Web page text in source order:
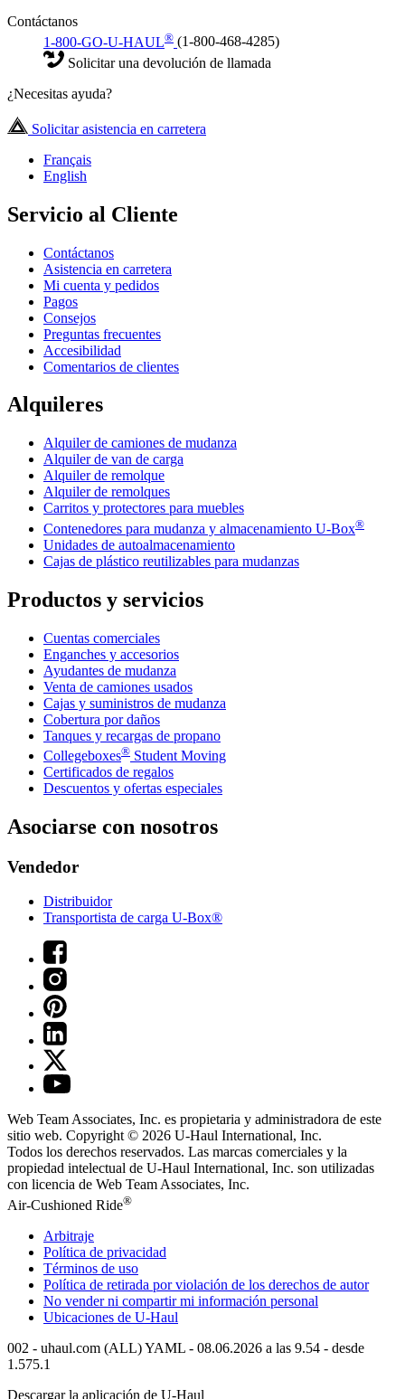
Contáctanos
1-800-GO-U-HAUL® (1-800-468-4285)
Solicitar una devolución de llamada
¿Necesitas ayuda?
Solicitar asistencia en carretera
Français
English
Servicio al Cliente
Contáctanos
Asistencia en carretera
Mi cuenta y pedidos
Pagos
Consejos
Preguntas frecuentes
Accesibilidad
Comentarios de clientes
Alquileres
Alquiler de camiones de mudanza
Alquiler de van de carga
Alquiler de remolque
Alquiler de remolques
Carritos y protectores para muebles
Contenedores para mudanza y almacenamiento U-Box®
Unidades de autoalmacenamiento
Cajas de plástico reutilizables para mudanzas
Productos y servicios
Cuentas comerciales
Enganches y accesorios
Ayudantes de mudanza
Venta de camiones usados
Cajas y suministros de mudanza
Cobertura por daños
Tanques y recargas de propano
Collegeboxes® Student Moving
Certificados de regalos
Descuentos y ofertas especiales
Asociarse con nosotros
Vendedor
Distribuidor
Transportista de carga U-Box®
Web Team Associates, Inc. es propietaria y administradora de este
sitio web. Copyright © 2026 U-Haul International, Inc.
Todos los derechos reservados. Las marcas comerciales y la
propiedad intelectual de U-Haul International, Inc. son utilizadas
con licencia de Web Team Associates, Inc.
Air-Cushioned Ride®
Arbitraje
Política de privacidad
Términos de uso
Política de retirada por violación de los derechos de autor
No vender ni compartir mi información personal
Ubicaciones de U-Haul
002 - uhaul.com (ALL) YAML - 08.06.2026 a las 9.54 - desde
1.575.1
Descargar la aplicación de U-Haul